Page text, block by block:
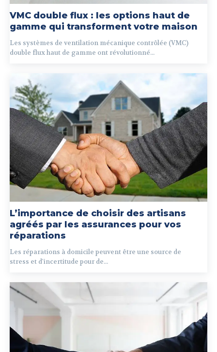
VMC double flux : les options haut de
gamme qui transforment votre maison
Les systèmes de ventilation mécanique contrôlée (VMC)
double flux haut de gamme ont révolutionné...
L’importance de choisir des artisans
agréés par les assurances pour vos
réparations
Les réparations à domicile peuvent être une source de
stress et d'incertitude pour de...